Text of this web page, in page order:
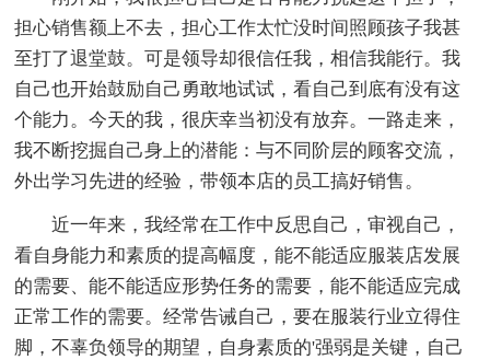
担心销售额上不去，担心工作太忙没时间照顾孩子我甚
至打了退堂鼓。可是领导却很信任我，相信我能行。我
自己也开始鼓励自己勇敢地试试，看自己到底有没有这
个能力。今天的我，很庆幸当初没有放弃。一路走来，
我不断挖掘自己身上的潜能：与不同阶层的顾客交流，
外出学习先进的经验，带领本店的员工搞好销售。
近一年来，我经常在工作中反思自己，审视自己，
看自身能力和素质的提高幅度，能不能适应服装店发展
的需要、能不能适应形势任务的需要，能不能适应完成
正常工作的需要。经常告诫自己，要在服装行业立得住
脚，不辜负领导的期望，自身素质的'强弱是关键，自己